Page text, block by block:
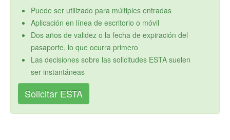
Puede ser utilizado para múltiples entradas
Aplicación en línea de escritorio o móvil
Dos años de validez o la fecha de expiración del
pasaporte, lo que ocurra primero
Las decisiones sobre las solicitudes ESTA suelen
ser instantáneas
Solicitar ESTA